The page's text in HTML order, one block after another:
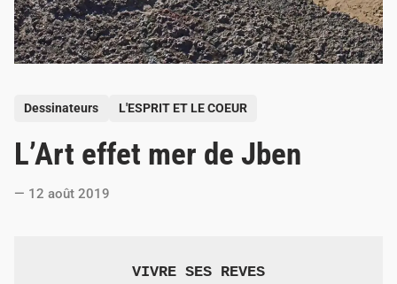
Dessinateurs L'ESPRIT ET LE COEUR
L’Art effet mer de Jben
12 août 2019
VIVRE SES REVES